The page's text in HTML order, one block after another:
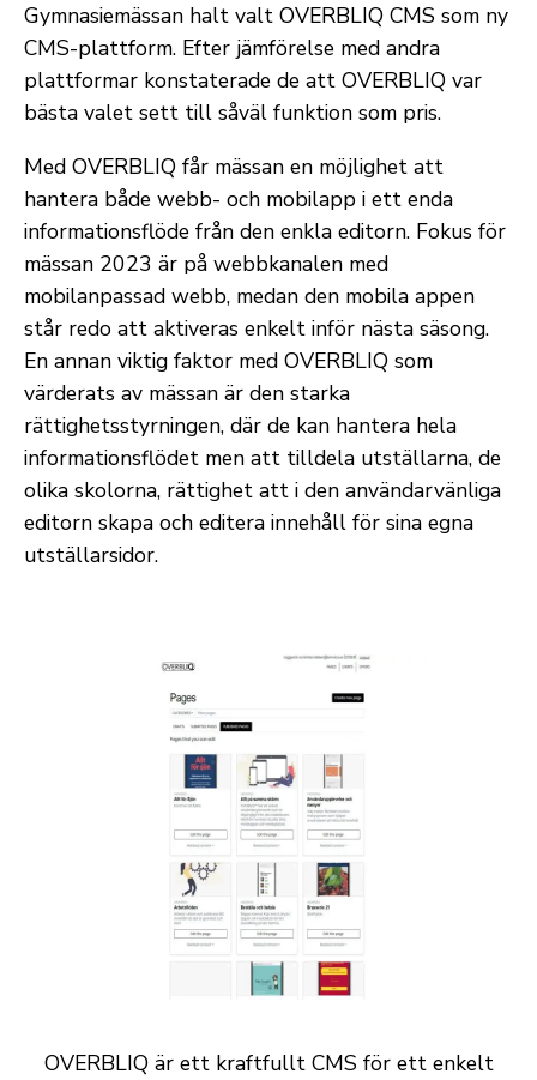
Gymnasiemässan halt valt OVERBLIQ CMS som ny
CMS-plattform. Efter jämförelse med andra
plattformar konstaterade de att OVERBLIQ var
bästa valet sett till såväl funktion som pris.
Med OVERBLIQ får mässan en möjlighet att
hantera både webb- och mobilapp i ett enda
informationsflöde från den enkla editorn. Fokus för
mässan 2023 är på webbkanalen med
mobilanpassad webb, medan den mobila appen
står redo att aktiveras enkelt inför nästa säsong.
En annan viktig faktor med OVERBLIQ som
värderats av mässan är den starka
rättighetsstyrningen, där de kan hantera hela
informationsflödet men att tilldela utställarna, de
olika skolorna, rättighet att i den användarvänliga
editorn skapa och editera innehåll för sina egna
utställarsidor.
OVERBLIQ är ett kraftfullt CMS för ett enkelt